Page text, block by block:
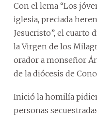
Con el lema “Los
iglesia, preciada
Jesucristo”, el cuarto
la Virgen de los
orador a monseñor
de la diócesis de
Inició la homilía
personas